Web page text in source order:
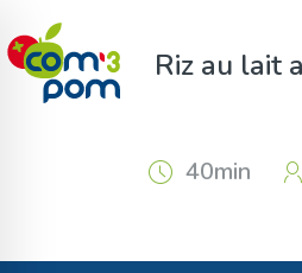
Riz au lait
40min